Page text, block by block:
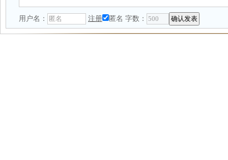
用户名： 注册 匿名 字数：